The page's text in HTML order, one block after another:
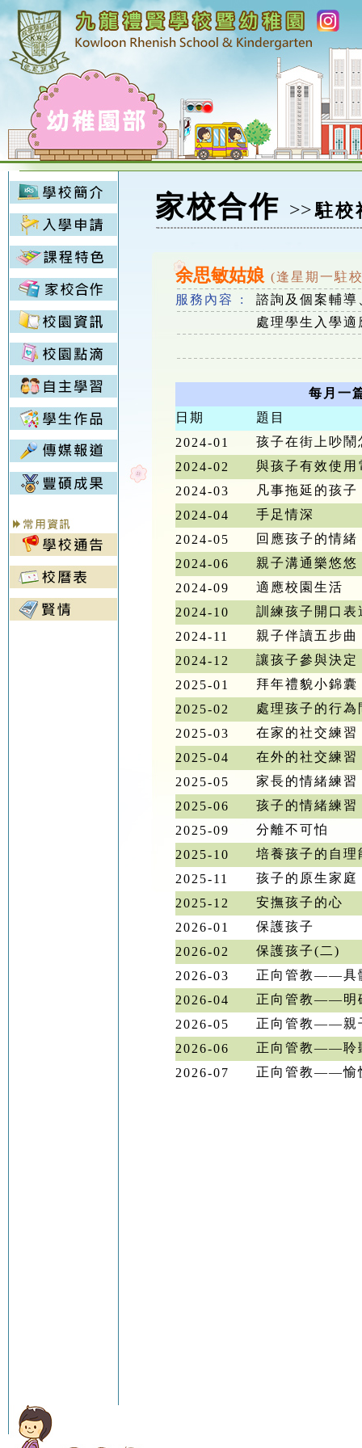
家校合作 >> 駐校
余思敏姑娘 (逢星期一駐
服務內容 :
諮詢及個案輔
處理學生入學
每月一
日期
題目
2024-01
孩子在街上吵鬧
2024-02
與孩子有效使用
2024-03
凡事拖延的孩子
2024-04
手足情深
2024-05
回應孩子的情緒
2024-06
親子溝通樂悠悠
2024-09
適應校園生活
2024-10
訓練孩子開口表
2024-11
親子伴讀五步曲
2024-12
讓孩子參與決定
2025-01
拜年禮貌小錦囊
2025-02
處理孩子的行為
2025-03
在家的社交練習
2025-04
在外的社交練習
2025-05
家長的情緒練習
2025-06
孩子的情緒練習
2025-09
分離不可怕
2025-10
培養孩子的自理
2025-11
孩子的原生家庭
2025-12
安撫孩子的心
2026-01
保護孩子
2026-02
保護孩子(二)
2026-03
正向管教——具
2026-04
正向管教——明
2026-05
正向管教——親
2026-06
正向管教——聆
2026-07
正向管教——愉